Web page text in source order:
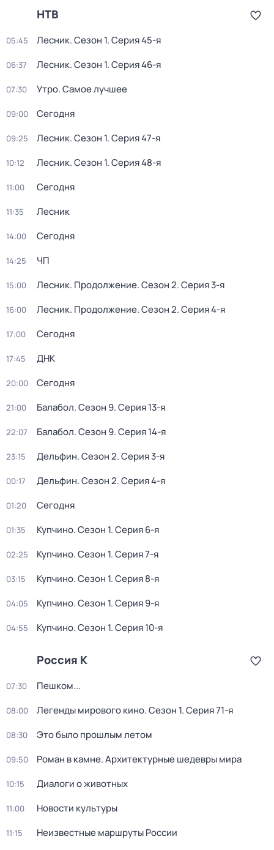
НТВ
05:45 Лесник. Сезон 1. Серия 45-я
06:37 Лесник. Сезон 1. Серия 46-я
07:30 Утро. Самое лучшее
09:00 Сегодня
09:25 Лесник. Сезон 1. Серия 47-я
10:12 Лесник. Сезон 1. Серия 48-я
11:00 Сегодня
11:35 Лесник
14:00 Сегодня
14:25 ЧП
15:00 Лесник. Продолжение. Сезон 2. Серия 3-я
16:00 Лесник. Продолжение. Сезон 2. Серия 4-я
17:00 Сегодня
17:45 ДНК
20:00 Сегодня
21:00 Балабол. Сезон 9. Серия 13-я
22:07 Балабол. Сезон 9. Серия 14-я
23:15 Дельфин. Сезон 2. Серия 3-я
00:17 Дельфин. Сезон 2. Серия 4-я
01:20 Сегодня
01:35 Купчино. Сезон 1. Серия 6-я
02:25 Купчино. Сезон 1. Серия 7-я
03:15 Купчино. Сезон 1. Серия 8-я
04:05 Купчино. Сезон 1. Серия 9-я
04:55 Купчино. Сезон 1. Серия 10-я
Россия К
07:30 Пешком...
08:00 Легенды мирового кино. Сезон 1. Серия 71-я
08:30 Это было прошлым летом
09:50 Роман в камне. Архитектурные шедевры мира
10:15 Диалоги о животных
11:00 Новости культуры
11:15 Неизвестные маршруты России